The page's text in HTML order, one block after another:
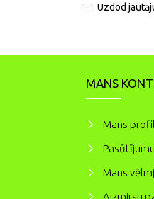
Uzdod
MANS
Mans
Mans
Aizmirsu